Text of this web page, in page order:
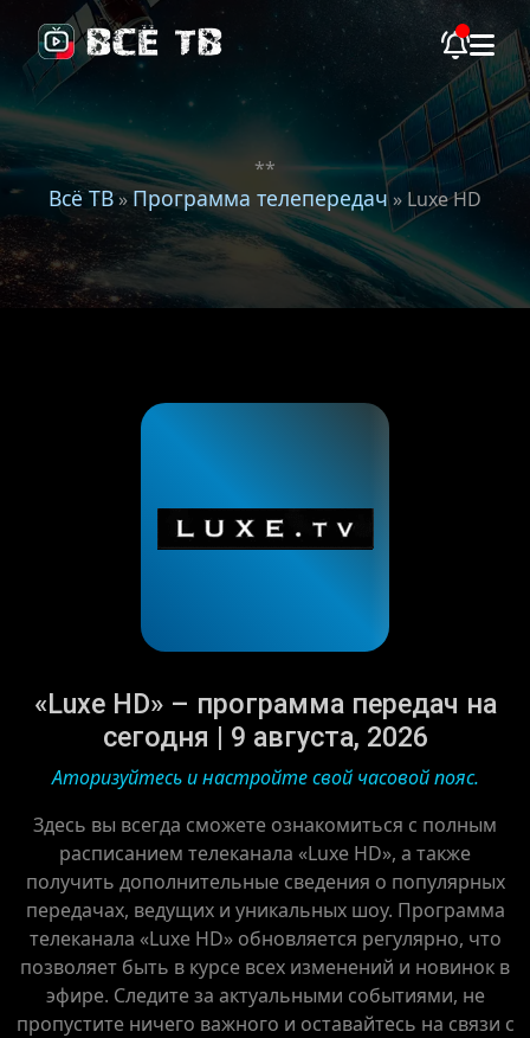
**
Всё ТВ»Программа телепередач» Luxe HD
«Luxe HD» – программа передач на
сегодня | 9 августа, 2026
Аторизуйтесь и настройте свой часовой пояс.
Здесь вы всегда сможете ознакомиться с полным
расписанием телеканала «Luxe HD», а также
получить дополнительные сведения о популярных
передачах, ведущих и уникальных шоу. Программа
телеканала «Luxe HD» обновляется регулярно, что
позволяет быть в курсе всех изменений и новинок в
эфире. Следите за актуальными событиями, не
пропустите ничего важного и оставайтесь на связи с